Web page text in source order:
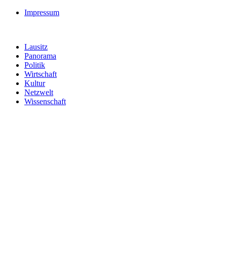
Impressum
Lausitz
Panorama
Politik
Wirtschaft
Kultur
Netzwelt
Wissenschaft